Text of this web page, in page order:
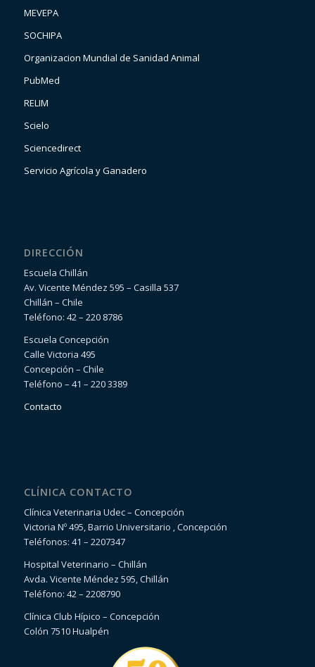
MEVEPA
SOCHIPA
Organizacion Mundial de Sanidad Animal
PubMed
RELIM
Scielo
Sciencedirect
Servicio Agrícola y Ganadero
DIRECCIÓN
Escuela Chillán
Av. Vicente Méndez 595 – Casilla 537
Chillán – Chile
Teléfono: 42 – 220 8786
Escuela Concepción
Calle Victoria 495
Concepción – Chile
Teléfono – 41 – 220 3389
Contacto
CLÍNICA CONTACTO
Clínica Veterinaria Udec – Concepción
Victoria Nº 495, Barrio Universitario , Concepción
Teléfonos: 41 – 2207347
Hospital Veterinario – Chillán
Avda. Vicente Méndez 595, Chillán
Teléfono: 42 – 2208790
Clínica Club Hípico – Concepción
Colón 7510 Hualpén